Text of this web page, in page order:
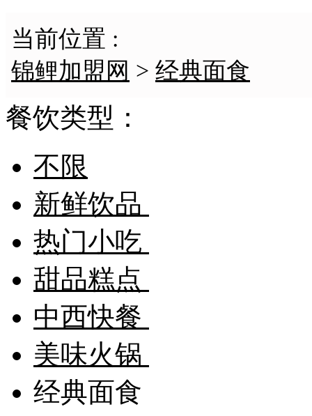
当前位置 :
锦鲤加盟网 > 经典面食
餐饮类型：
不限
新鲜饮品
热门小吃
甜品糕点
中西快餐
美味火锅
经典面食